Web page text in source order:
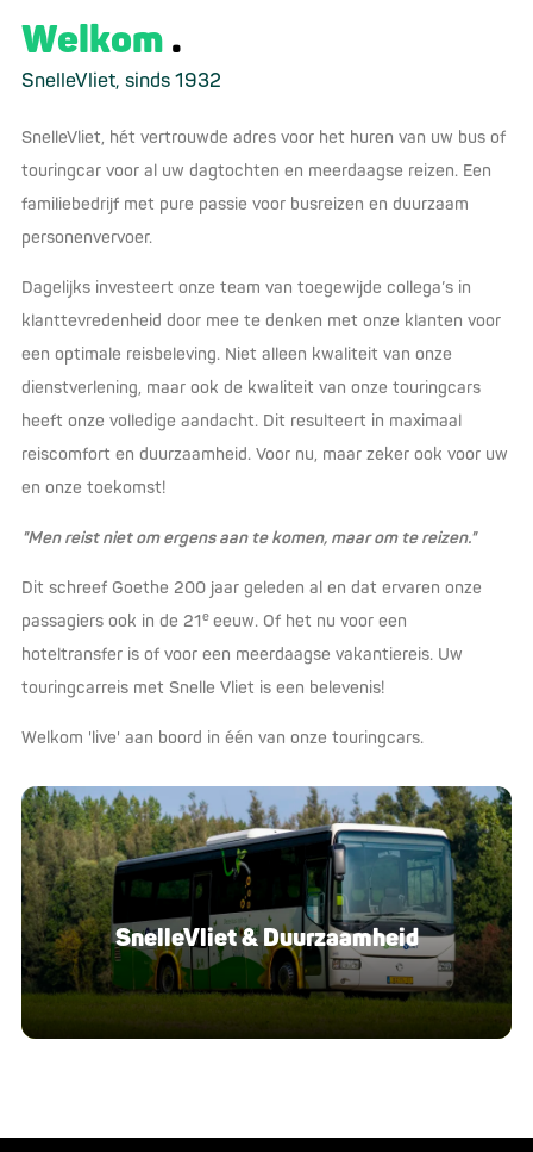
Welkom
SnelleVliet, sinds 1932
SnelleVliet, hét vertrouwde adres voor het huren van uw bus of
touringcar voor al uw dagtochten en meerdaagse reizen. Een
familiebedrijf met pure passie voor busreizen en duurzaam
personenvervoer.
Dagelijks investeert onze team van toegewijde collega’s in
klanttevredenheid door mee te denken met onze klanten voor
een optimale reisbeleving. Niet alleen kwaliteit van onze
dienstverlening, maar ook de kwaliteit van onze touringcars
heeft onze volledige aandacht. Dit resulteert in maximaal
reiscomfort en duurzaamheid. Voor nu, maar zeker ook voor uw
en onze toekomst!
"Men reist niet om ergens aan te komen, maar om te reizen."
Dit schreef Goethe 200 jaar geleden al en dat ervaren onze
passagiers ook in de 21e eeuw. Of het nu voor een
hoteltransfer is of voor een meerdaagse vakantiereis. Uw
touringcarreis met Snelle Vliet is een belevenis!
Welkom 'live' aan boord in één van onze touringcars.
SnelleVliet & Duurzaamheid